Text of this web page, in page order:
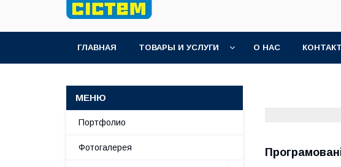
ГЛАВНАЯ ТОВАРЫ И УСЛУГИ О НАС
Портфолио
Фотогалерея